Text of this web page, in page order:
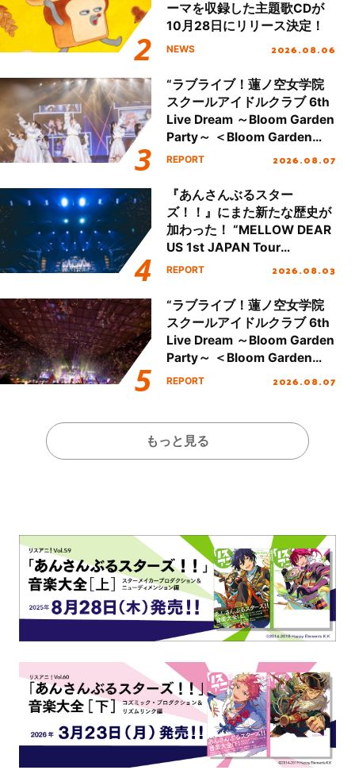
ーマを収録した主題歌CDが
10月28日にリリース決定！
NEWS 2026.08.06
“ラブライブ！蓮ノ空女学院
スクールアイドルクラブ 6th
Live Dream ～Bloom Garden
Party～ ＜Bloom Garden
Party Stage／埼玉公演＞”
REPORT 2026.08.07
『あんさんぶるスター
ズ！！』にまた新たな歴史が
加わった！ “MELLOW DEAR
US 1st JAPAN Tour
Final「NICE to meet YOU
ート!!
REPORT 2026.08.03
“ラブライブ！蓮ノ空女学院
スクールアイドルクラブ 6th
Live Dream ～Bloom Garden
Party～ ＜Bloom Garden
Party Stage／埼玉公演＞”
REPORT 2026.08.07
もっと見る